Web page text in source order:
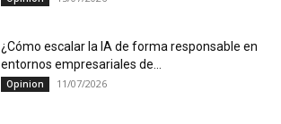
¿Cómo escalar la IA de forma responsable en
entornos empresariales de...
Opinion 11/07/2026